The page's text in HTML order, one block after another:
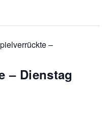
–
– Dienstag